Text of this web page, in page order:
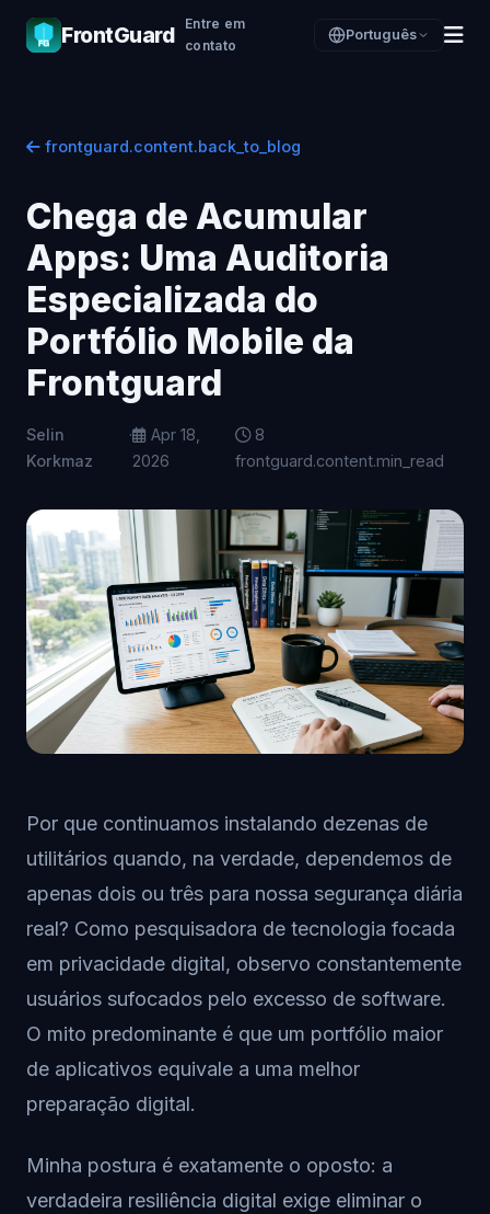
FrontGuard
Entre em
contato
Português
frontguard.content.back_to_blog
Chega de Acumular
Apps: Uma Auditoria
Especializada do
Portfólio Mobile da
Frontguard
Selin
Korkmaz
·
Apr 18,
2026
8
frontguard.content.min_read
Por que continuamos instalando dezenas de
utilitários quando, na verdade, dependemos de
apenas dois ou três para nossa segurança diária
real? Como pesquisadora de tecnologia focada
em privacidade digital, observo constantemente
usuários sufocados pelo excesso de software.
O mito predominante é que um portfólio maior
de aplicativos equivale a uma melhor
preparação digital.
Minha postura é exatamente o oposto: a
verdadeira resiliência digital exige eliminar o